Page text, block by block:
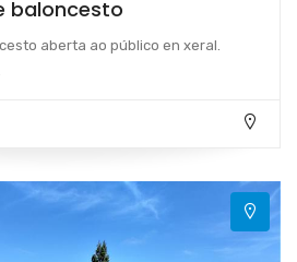
baloncesto
aberta ao público en xeral.